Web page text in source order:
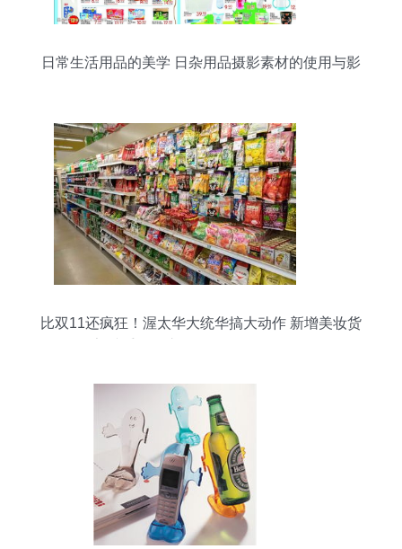
日常生活用品的美学 日杂用品摄影素材的使用与影
比双11还疯狂！渥太华大统华搞大动作 新增美妆货